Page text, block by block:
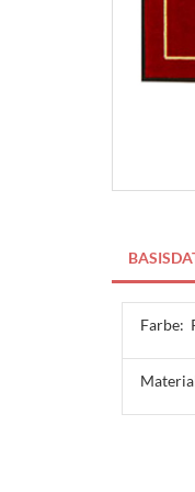
Farbe: